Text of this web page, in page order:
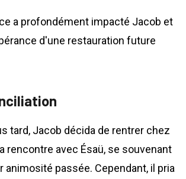
a profondément impacté Jacob et
d'une restauration future
tard, Jacob décida de rentrer chez
rencontre avec Ésaü, se souvenant
animosité passée. Cependant, il pria